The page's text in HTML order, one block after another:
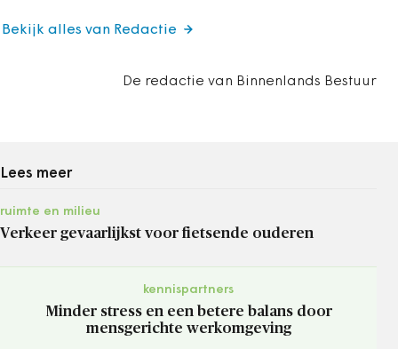
De redactie van Binnenlands Bestuur
Bekijk alles van Redactie
Lees meer
ruimte en milieu
Verkeer gevaarlijkst voor fietsende ouderen
kennispartners
Minder stress en een betere balans door
mensgerichte werkomgeving